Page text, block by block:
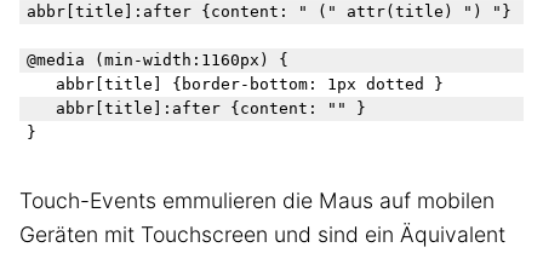
abbr[title]:after {content: " (" attr(title) ") "}
@media (min-width:1160px) {
   abbr[title] {border-bottom: 1px dotted }
   abbr[title]:after {content: "" }
Touch-Events emmulieren die Maus auf mobilen
Geräten mit Touchscreen und sind ein Äquivalent